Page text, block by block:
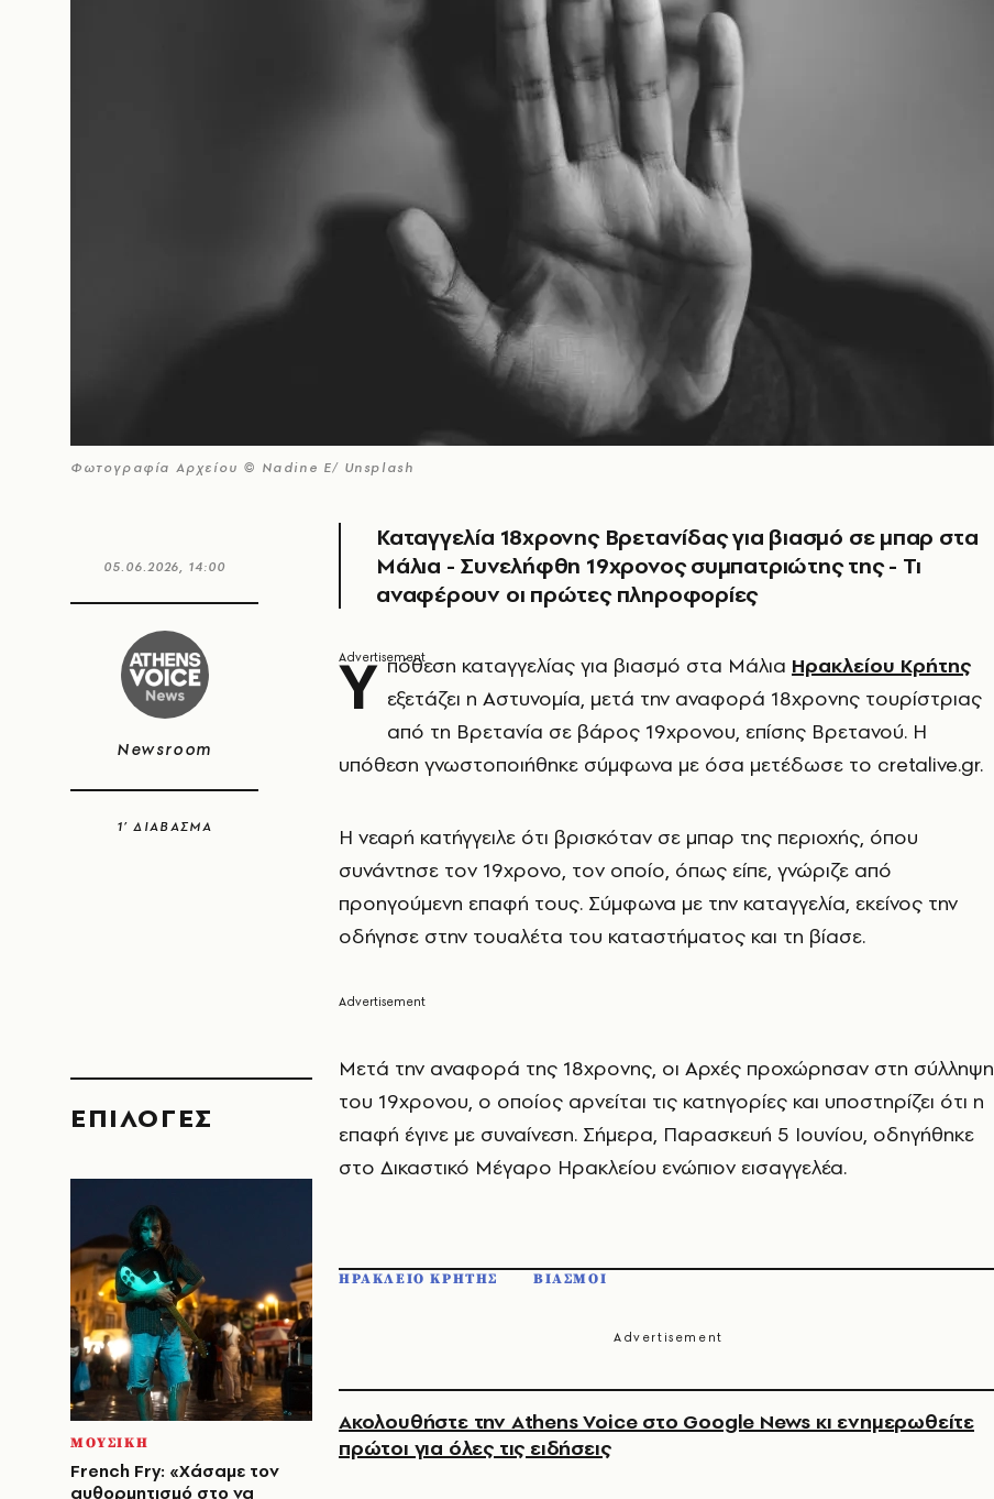
Φωτογραφία Αρχείου © Nadine E/ Unsplash
05.06.2026, 14:00
Newsroom
1’ ΔΙΑΒΑΣΜΑ
EΠΙΛΟΓΈΣ
ΜΟΥΣΙΚΗ
French Fry: «Χάσαμε τον
αυθορμητισμό στο να
Καταγγελία 18χρονης Βρετανίδας για βιασμό σε μπαρ στα
Μάλια - Συνελήφθη 19χρονος συμπατριώτης της - Τι
αναφέρουν οι πρώτες πληροφορίες
Υ πόθεση καταγγελίας για βιασμό στα Μάλια Ηρακλείου Κρήτης
εξετάζει η Αστυνομία, μετά την αναφορά 18χρονης τουρίστριας
από τη Βρετανία σε βάρος 19χρονου, επίσης Βρετανού. Η
υπόθεση γνωστοποιήθηκε σύμφωνα με όσα μετέδωσε το cretalive.gr.
Η νεαρή κατήγγειλε ότι βρισκόταν σε μπαρ της περιοχής, όπου
συνάντησε τον 19χρονο, τον οποίο, όπως είπε, γνώριζε από
προηγούμενη επαφή τους. Σύμφωνα με την καταγγελία, εκείνος την
οδήγησε στην τουαλέτα του καταστήματος και τη βίασε.
Μετά την αναφορά της 18χρονης, οι Αρχές προχώρησαν στη σύλληψη
του 19χρονου, ο οποίος αρνείται τις κατηγορίες και υποστηρίζει ότι η
επαφή έγινε με συναίνεση. Σήμερα, Παρασκευή 5 Ιουνίου, οδηγήθηκε
στο Δικαστικό Μέγαρο Ηρακλείου ενώπιον εισαγγελέα.
ΗΡΑΚΛΕΙΟ ΚΡΗΤΗΣ ΒΙΑΣΜΟΙ
Ακολουθήστε την Athens Voice στο Google News κι ενημερωθείτε
πρώτοι για όλες τις ειδήσεις